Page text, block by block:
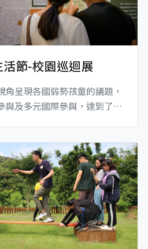
節-校園巡迴展
角呈現各國弱勢孩童的議題，
與及多元國際參與，達到了解